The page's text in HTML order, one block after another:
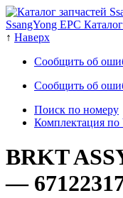
SsangYong EPC
↑ Наверх
Сообщить об
Сообщить об
Поиск по номеру
Комплектация
BRKT
—